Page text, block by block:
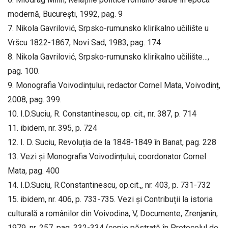
modernă, București, 1992, pag. 9
7. Nikola Gavrilović, Srpsko-rumunsko klirikalno učilište u
Vršcu 1822-1867, Novi Sad, 1983, pag. 174
8. Nikola Gavrilović, Srpsko-rumunsko klirikalno učilište…,
pag. 100.
9. Monografia Voivodințului, redactor Cornel Mata, Voivodinț,
2008, pag. 399.
10. I.D.Suciu, R. Constantinescu, op. cit., nr. 387, p. 714
11. ibidem, nr. 395, p. 724
12. I. D. Suciu, Revoluția de la 1848-1849 în Banat, pag. 228
13. Vezi și Monografia Voivodințului, coordonator Cornel
Mata, pag. 400
14. I.D.Suciu, R.Constantinescu, op.cit.,, nr. 403, p. 731-732
15. ibidem, nr. 406, p. 733-735. Vezi și Contribuții la istoria
culturală a românilor din Voivodina, V, Documente, Zrenjanin,